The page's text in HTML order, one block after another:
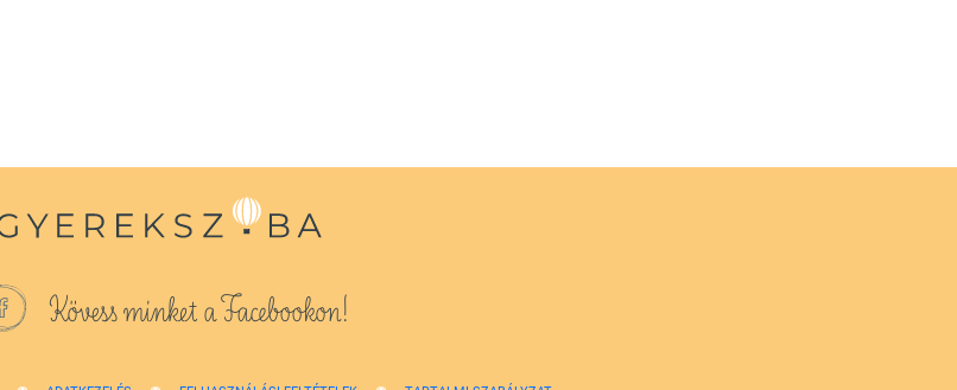
Kövess minket a Facebookon!